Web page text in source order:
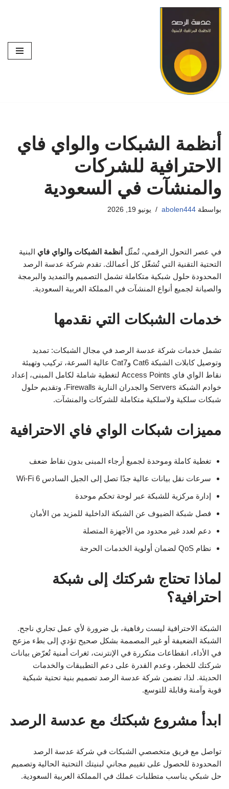
تخطى
المحتوى
أنظمة الشبكات والواي فاي
الاحترافية للشركات
والمنشآت في السعودية
بواسطة abolen444 يونيو 19, 2026
في عصر التحول الرقمي، تُمثّل أنظمة الشبكات والواي فاي البنية
التحتية التقنية التي تُشغّل كل أعمالك. تقدم شركة عدسة الرصد
المحدودة حلول شبكية متكاملة تشمل التصميم والتمديد والبرمجة
والصيانة لجميع أنواع المنشآت في المملكة العربية السعودية.
خدمات الشبكات التي نقدمها
تشمل خدمات شركة عدسة الرصد في مجال الشبكات: تمديد
وتوصيل كابلات الشبكة Cat6 وCat7 عالية السرعة، تركيب وتهيئة
نقاط الواي فاي Access Points لتغطية شاملة لكامل المبنى، إعداد
خوادم الشبكة Servers والجدران النارية Firewalls، وتقديم حلول
شبكات سلكية ولاسلكية متكاملة للشركات والمنشآت.
مميزات شبكات الواي فاي الاحترافية
تغطية كاملة وموحدة لجميع أرجاء المبنى بدون نقاط ضعف
سرعات نقل بيانات عالية جدًا تصل إلى الجيل السادس Wi-Fi 6
إدارة مركزية للشبكة عبر لوحة تحكم موحدة
فصل شبكة الضيوف عن الشبكة الداخلية للمزيد من الأمان
دعم لعدد غير محدود من الأجهزة المتصلة
نظام QoS لضمان أولوية الخدمات الحرجة
لماذا تحتاج شركتك إلى شبكة
احترافية؟
الشبكة الاحترافية ليست رفاهية، بل ضرورة لأي عمل تجاري ناجح.
الشبكة الضعيفة أو غير المصممة بشكل صحيح تؤدي إلى بطء مزعج
في الأداء، انقطاعات متكررة في الإنترنت، ثغرات أمنية تُعرّض بيانات
شركتك للخطر، وعدم القدرة على دعم التطبيقات والخدمات
الحديثة. لذا، تضمن شركة عدسة الرصد تصميم بنية تحتية شبكية
قوية وآمنة وقابلة للتوسع.
ابدأ مشروع شبكتك مع عدسة الرصد
تواصل مع فريق متخصصي الشبكات في شركة عدسة الرصد
المحدودة للحصول على تقييم مجاني لبنيتك التحتية الحالية وتصميم
حل شبكي يناسب متطلبات عملك في المملكة العربية السعودية.